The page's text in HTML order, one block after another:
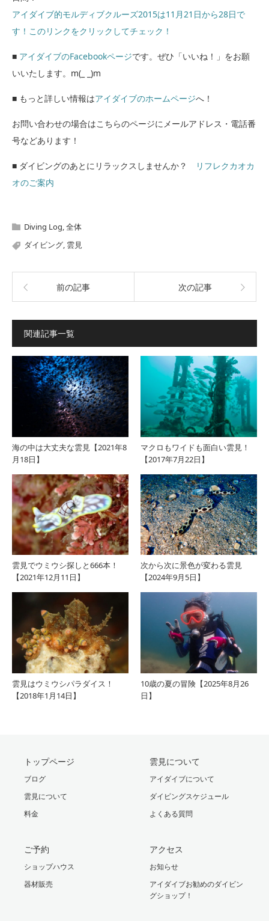
アイダイブ的モルディブクルーズ2015は11月21日から28日で
す！このリンクをクリックしてチェック！
■ アイダイブのFacebookページです。ぜひ「いいね！」をお願
いいたします。m(_ _)m
■ もっと詳しい情報はアイダイブのホームページへ！
お問い合わせの場合はこちらのページにメールアドレス・電話番
号などあります！
■ ダイビングのあとにリラックスしませんか？
リフレクカオカ
オのご案内
Diving Log,全体
ダイビング, 雲見
前の記事 次の記事
関連記事一覧
海の中は大丈夫な雲見【2021年8
月18日】
マクロもワイドも面白い雲見！
【2017年7月22日】
雲見でウミウシ探しと666本！
【2021年12月11日】
次から次に景色が変わる雲見
【2024年9月5日】
雲見はウミウシパラダイス！
【2018年1月14日】
10歳の夏の冒険【2025年8月26
日】
トップページ
ブログ
雲見について
料金
雲見について
アイダイブについて
ダイビングスケジュール
よくある質問
ご予約
ショップハウス
器材販売
アクセス
お知らせ
アイダイブお勧めのダイビン
グショップ！